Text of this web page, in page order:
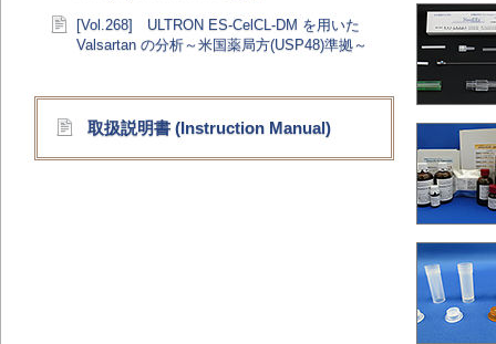
[Vol.268] ULTRON ES-CelCL-DM を用いた
Valsartan の分析～米国薬局方(USP48)準拠～
取扱説明書 (Instruction Manual)